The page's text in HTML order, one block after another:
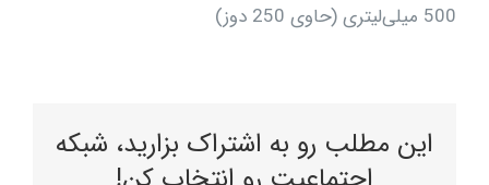
500 میلی‌لیتری (حاوی 250 دوز)
این مطلب رو به اشتراک بزارید، شبکه